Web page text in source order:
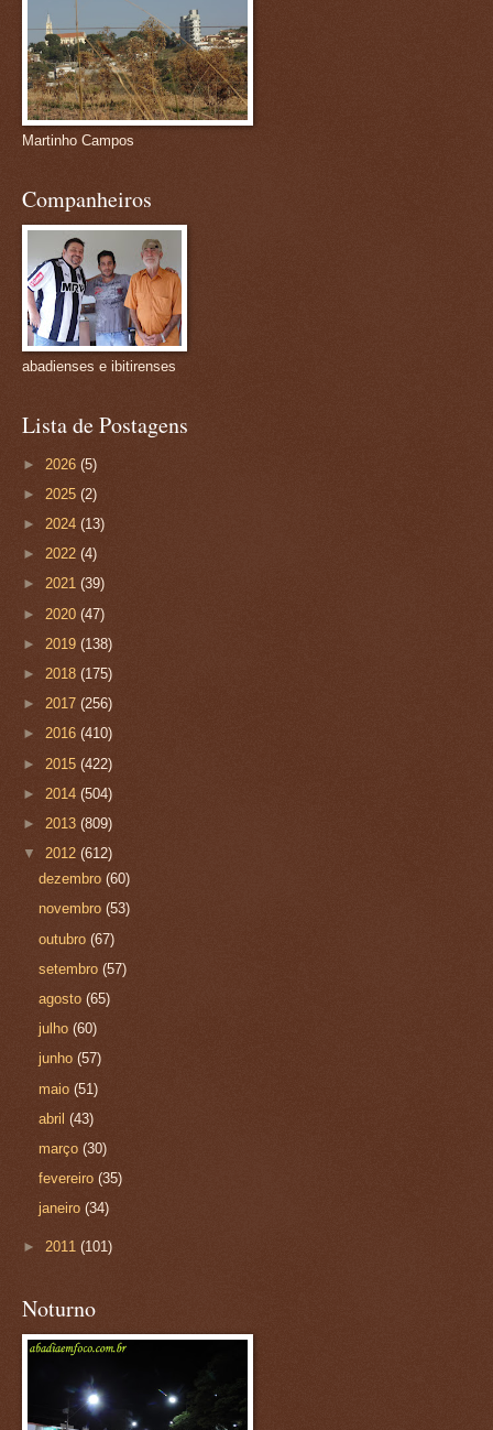
Martinho Campos
Companheiros
abadienses e ibitirenses
Lista de Postagens
► 2026 (5)
► 2025 (2)
► 2024 (13)
► 2022 (4)
► 2021 (39)
► 2020 (47)
► 2019 (138)
► 2018 (175)
► 2017 (256)
► 2016 (410)
► 2015 (422)
► 2014 (504)
► 2013 (809)
▼ 2012 (612)
dezembro(60)
novembro(53)
outubro(67)
setembro(57)
agosto(65)
julho(60)
junho(57)
maio(51)
abril(43)
março(30)
fevereiro(35)
janeiro(34)
► 2011 (101)
Noturno